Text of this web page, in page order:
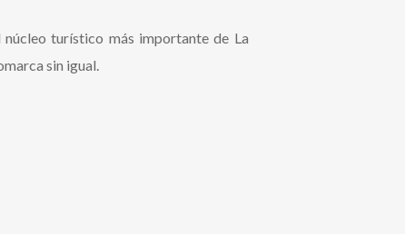
turístico más importante de La
sin igual.